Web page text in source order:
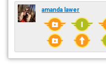
amanda lawer